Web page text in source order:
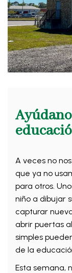
A veces no
que ya no
para otros.
niño a dibujar
capturar
abrir puertas
simples
de la
Esta semana,